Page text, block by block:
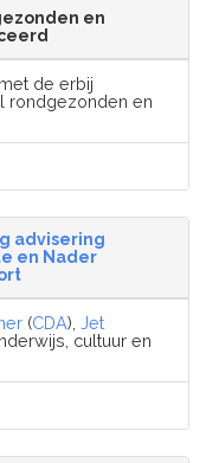
en
de erbij
rondgezonden en
advisering
en Nader
(CDA),Jet
cultuur en